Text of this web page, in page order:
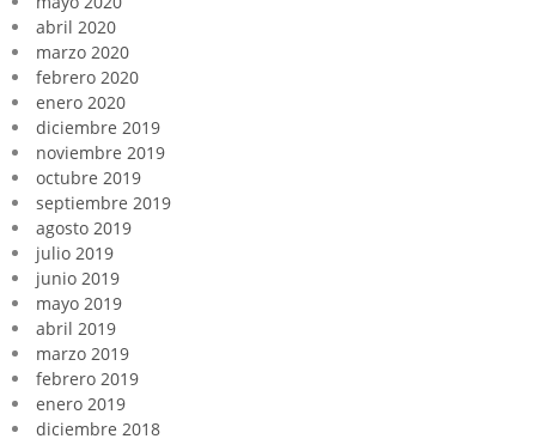
abril 2020
marzo 2020
febrero 2020
enero 2020
diciembre 2019
noviembre 2019
octubre 2019
septiembre 2019
agosto 2019
julio 2019
junio 2019
mayo 2019
abril 2019
marzo 2019
febrero 2019
enero 2019
diciembre 2018